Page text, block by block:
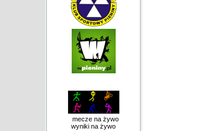
mecze na żywo
wyniki na żywo